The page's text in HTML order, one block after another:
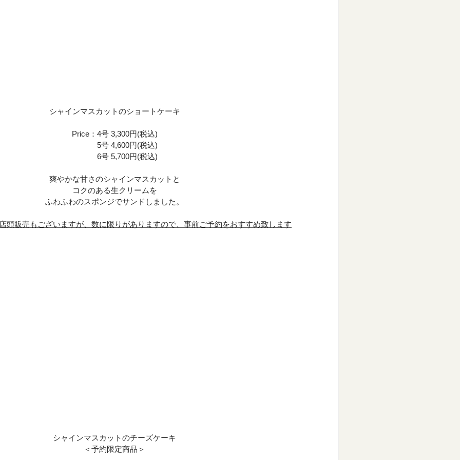
シャインマスカットのショートケーキ
Price：4号 3,300円(税込)
5号 4,600円(税込)
6号 5,700円(税込)
爽やかな甘さのシャインマスカットと
コクのある生クリームを
ふわふわのスポンジでサンドしました。
頭販売もございますが、数に限りがありますので、事前ご予約をおすすめ致します
シャインマスカットのチーズケーキ
＜予約限定商品＞